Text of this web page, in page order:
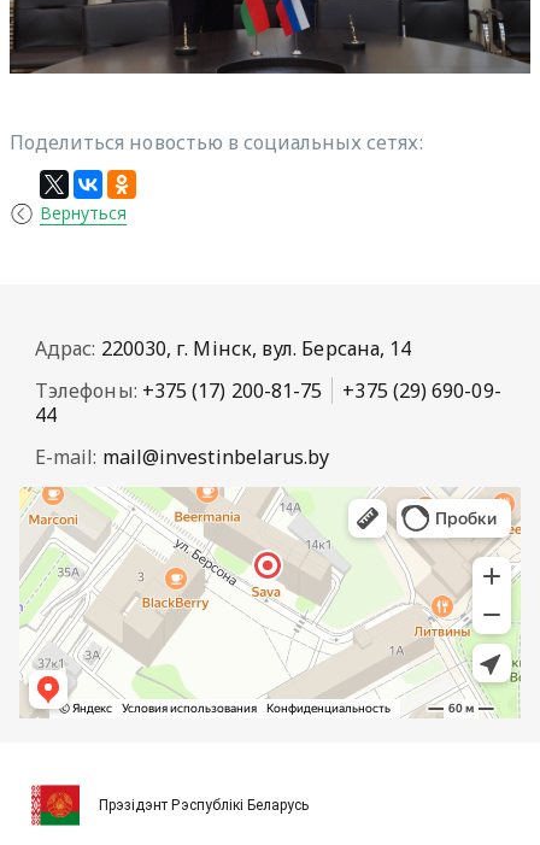
Поделиться новостью в социальных сетях:
Вернуться
Адрас: 220030, г. Мінск, вул. Берсана, 14
Тэлефоны: +375 (17) 200-81-75
+375 (29) 690-09-
44
E-mail: mail@investinbelarus.by
Прэзідэнт Рэспублікі Беларусь